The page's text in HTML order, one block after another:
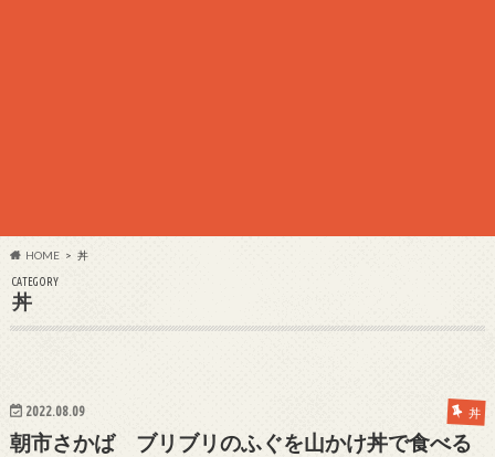
HOME 丼
CATEGORY
丼
2022.08.09 丼
朝市さかば ブリブリのふぐを山かけ丼で食べる